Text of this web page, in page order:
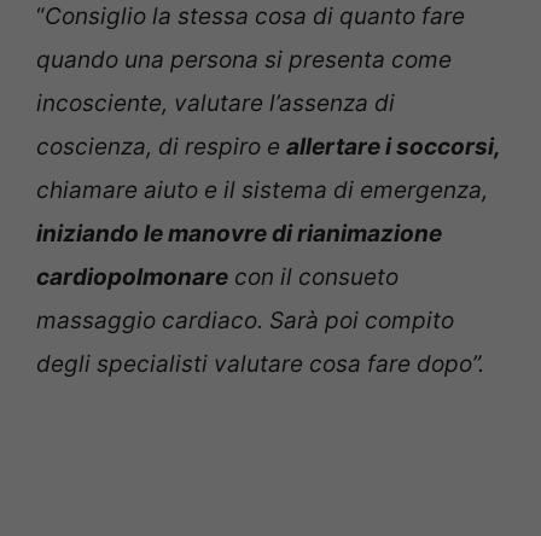
“Consiglio la stessa cosa di quanto fare
quando una persona si presenta come
incosciente, valutare l’assenza di
coscienza, di respiro e allertare i soccorsi,
chiamare aiuto e il sistema di emergenza,
iniziando le manovre di rianimazione
cardiopolmonare con il consueto
massaggio cardiaco. Sarà poi compito
degli specialisti valutare cosa fare dopo”.